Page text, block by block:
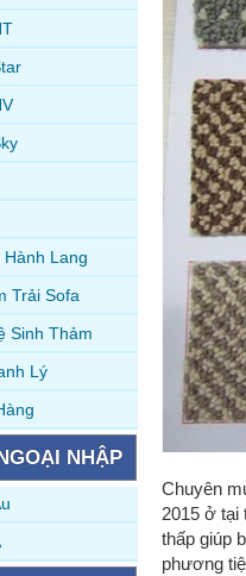
Lang
Trải Sofa
Sinh Thảm
Lý
NHẬP
Chuyên
2015 ở tại
thấp giúp
phương